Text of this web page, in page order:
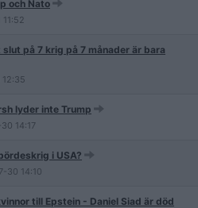
och Nato
11:52
på 7 krig på 7 månader är bara
12:35
lyder inte Trump
14:17
i USA?
30 14:10
till Epstein - Daniel Siad är död